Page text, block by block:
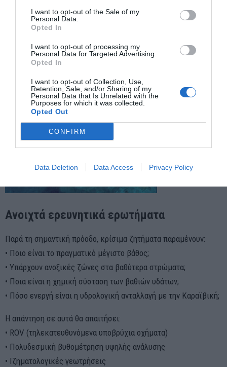
I want to opt-out of the Sale of my
Personal Data.
Opted In
I want to opt-out of processing my
Personal Data for Targeted Advertising.
Opted In
I want to opt-out of Collection, Use,
Retention, Sale, and/or Sharing of my
Personal Data that Is Unrelated with the
Purposes for which it was collected.
Opted Out
CONFIRM
Data Deletion Data Access Privacy Policy
National Geographic
ακόμη δεν έχει εντοπιστεί.
https://www.nationalgeographic.com/science/article/mexico-
taam-ja-blue-hole-deepest
Ανοιχτά ερευνητικά ερωτήματα
Παρά τη σημαντική πρόοδο, κρίσιμα ζητήματα παραμένουν:
• Ποιο είναι το πραγματικό μέγιστο βάθος;
• Υπάρχουν ανοξικές ζώνες στα βαθύτερα στρώματα;
• Ποια είναι η χημική σύσταση των βαθιών υδάτων;
• Πόσο ενεργή είναι η υδρολογική ανταλλαγή με την Καραϊβική;
Η απάντηση σε αυτά θα απαιτήσει:
• ROV (τηλεκατευθυνόμενα υποβρύχια οχήματα)
• Πολυδεσμική βυθομέτρηση υψηλής ανάλυσης
• Ιζηματολογικές γεωτρήσεις